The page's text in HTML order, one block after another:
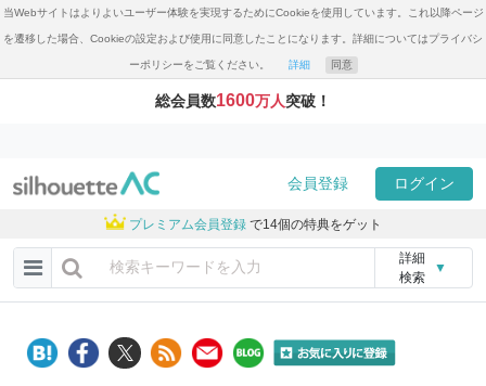
当Webサイトはよりよいユーザー体験を実現するためにCookieを使用しています。これ以降ページ
を遷移した場合、Cookieの設定および使用に同意したことになります。詳細についてはプライバシ
ーポリシーをご覧ください。 詳細 同意
総会員数1600万人突破！
会員登録 ログイン
プレミアム会員登録 で14個の特典をゲット
詳細
検索
▼